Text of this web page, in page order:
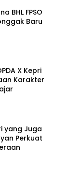
BHL FPSO
Baru
X Kepri
Karakter
yang Juga
Perkuat